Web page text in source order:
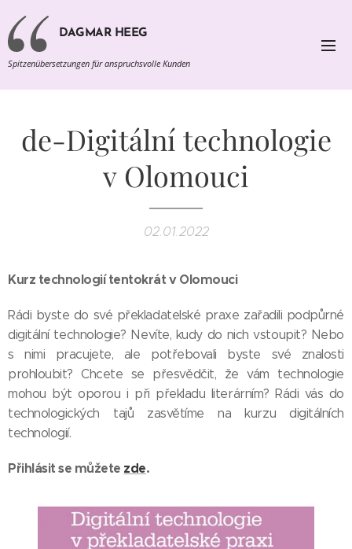
DAGMAR HEEG
Spitzenübersetzungen für anspruchsvolle Kunden
de-Digitální technologie
v Olomouci
02.01.2022
Kurz technologií tentokrát v Olomouci
Rádi byste do své překladatelské praxe zařadili podpůrné
digitální technologie? Nevíte, kudy do nich vstoupit? Nebo
s nimi pracujete, ale potřebovali byste své znalosti
prohloubit? Chcete se přesvědčit, že vám technologie
mohou být oporou i při překladu literárním? Rádi vás do
technologických tajů zasvětíme na kurzu digitálních
technologií.
Přihlásit se můžete zde.